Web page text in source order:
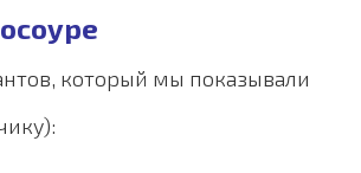
который мы показывали